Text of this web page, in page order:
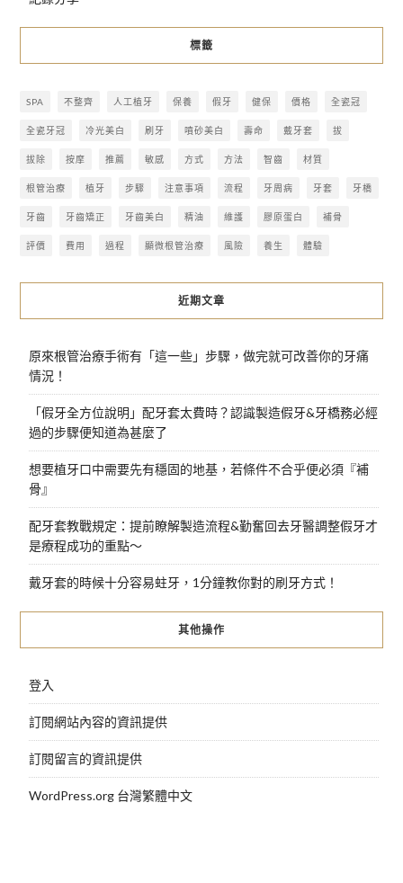
標籤
SPA 不整齊 人工植牙 保養 假牙 健保 價格 全瓷冠
全瓷牙冠 冷光美白 刷牙 噴砂美白 壽命 戴牙套 拔
拔除 按摩 推薦 敏感 方式 方法 智齒 材質
根管治療 植牙 步驟 注意事項 流程 牙周病 牙套 牙橋
牙齒 牙齒矯正 牙齒美白 精油 維護 膠原蛋白 補骨
評價 費用 過程 顯微根管治療 風險 養生 體驗
近期文章
原來根管治療手術有「這一些」步驟，做完就可改善你的牙痛
情況！
「假牙全方位說明」配牙套太費時？認識製造假牙&牙橋務必經
過的步驟便知道為甚麼了
想要植牙口中需要先有穩固的地基，若條件不合乎便必須『補
骨』
配牙套教戰規定：提前瞭解製造流程&勤奮回去牙醫調整假牙才
是療程成功的重點～
戴牙套的時候十分容易蛀牙，1分鐘教你對的刷牙方式！
其他操作
登入
訂閱網站內容的資訊提供
訂閱留言的資訊提供
WordPress.org 台灣繁體中文